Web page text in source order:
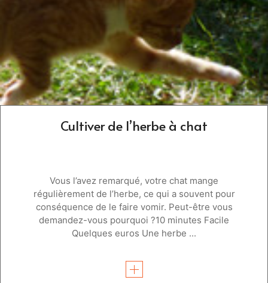
Cultiver de l’herbe à chat
Vous l’avez remarqué, votre chat mange
régulièrement de l’herbe, ce qui a souvent pour
conséquence de le faire vomir. Peut-être vous
demandez-vous pourquoi ?10 minutes Facile
Quelques euros Une herbe ...